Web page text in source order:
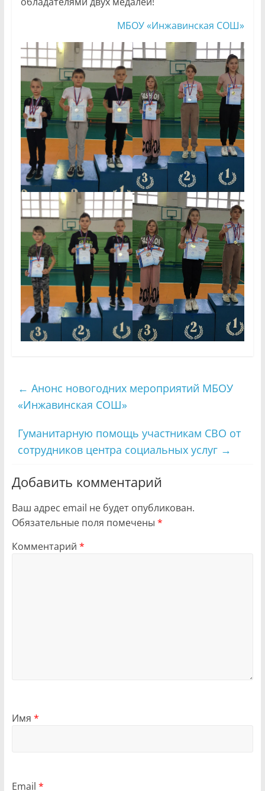
МБОУ «Инжавинская СОШ»
← Анонс новогодних мероприятий МБОУ
«Инжавинская СОШ»
Гуманитарную помощь участникам СВО от
сотрудников центра социальных услуг →
Добавить комментарий
Ваш адрес email не будет опубликован.
Обязательные поля помечены *
Комментарий *
Имя *
Email *